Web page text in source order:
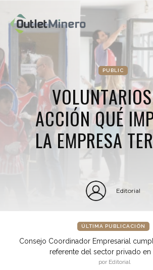
PUBLIC
ACCIÓN QUÉ
LA EMPRESA
Editorial
ÚLTIMA PUBLICACIÓN
Consejo Coordinador Empresarial
referente del sector privado en
por Editorial